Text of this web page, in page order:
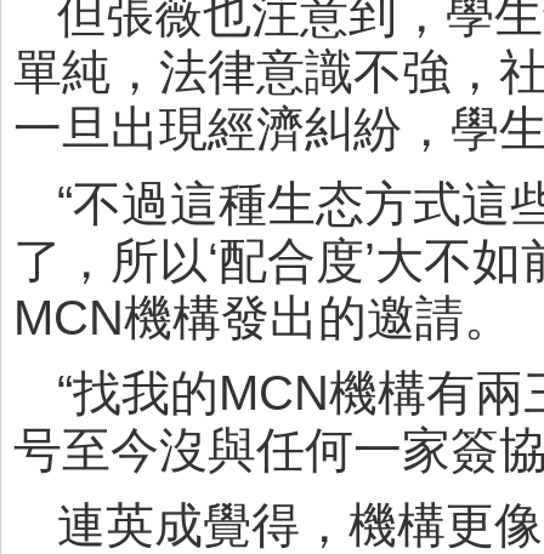
但張薇也注意到，學
單純，法律意識不強，
一旦出現經濟糾紛，學
“不過這種生态方式這
了，所以‘配合度’大不
MCN機構發出的邀請。
“找我的MCN機構有兩
号至今沒與任何一家簽
連英成覺得，機構更